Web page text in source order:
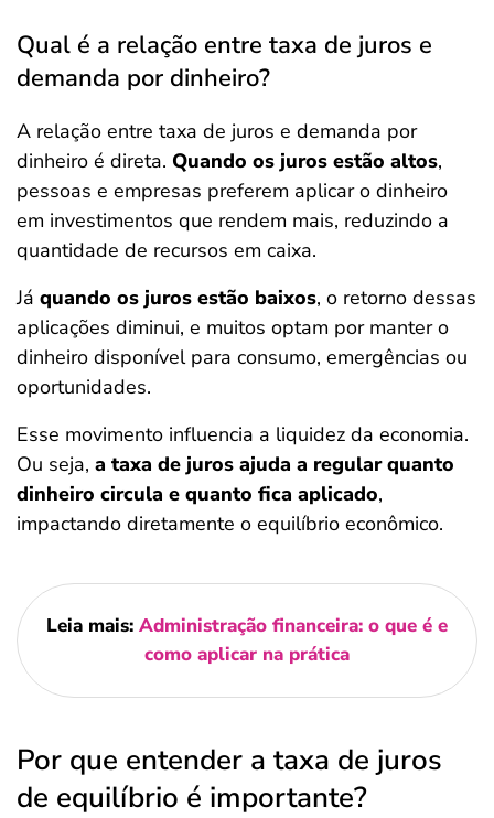
Qual é a relação entre taxa de juros e
demanda por dinheiro?
A relação entre taxa de juros e demanda por
dinheiro é direta. Quando os juros estão altos,
pessoas e empresas preferem aplicar o dinheiro
em investimentos que rendem mais, reduzindo a
quantidade de recursos em caixa.
Já quando os juros estão baixos, o retorno dessas
aplicações diminui, e muitos optam por manter o
dinheiro disponível para consumo, emergências ou
oportunidades.
Esse movimento influencia a liquidez da economia.
Ou seja, a taxa de juros ajuda a regular quanto
dinheiro circula e quanto fica aplicado,
impactando diretamente o equilíbrio econômico.
Leia mais: Administração financeira: o que é e
como aplicar na prática
Por que entender a taxa de juros
de equilíbrio é importante?